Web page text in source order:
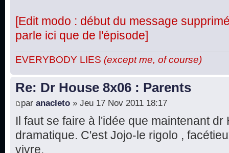
[Edit modo : début du message
parle ici que de l'épisode]
EVERYBODY LIES (except me, of course)
Re: Dr House 8x06 : Parents
par anacleto » Jeu 17 Nov 2011 18:17
Il faut se faire à l'idée que maintenant
dramatique. C'est Jojo-le rigolo ,
vivre.